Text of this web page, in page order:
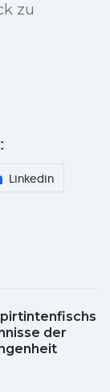
zu
Linkedin
der